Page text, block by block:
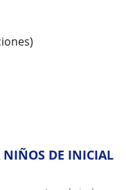
NIÑOS DE INICIAL